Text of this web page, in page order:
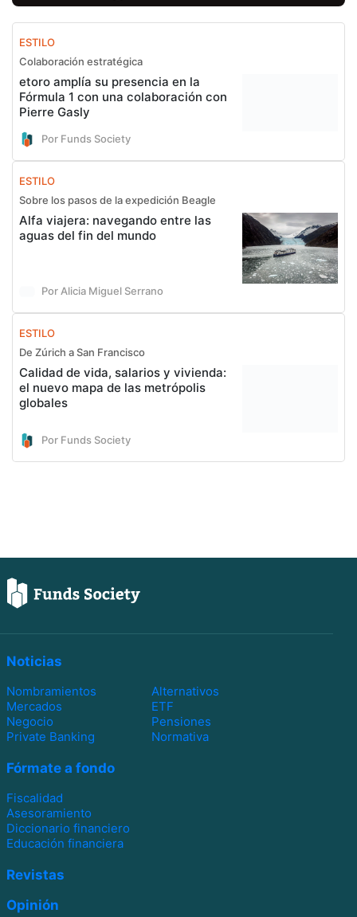
ESTILO
Colaboración estratégica
etoro amplía su presencia en la
Fórmula 1 con una colaboración con
Pierre Gasly
Por Funds Society
ESTILO
Sobre los pasos de la expedición Beagle
Alfa viajera: navegando entre las
aguas del fin del mundo
Por Alicia Miguel Serrano
ESTILO
De Zúrich a San Francisco
Calidad de vida, salarios y vivienda:
el nuevo mapa de las metrópolis
globales
Por Funds Society
Noticias
Nombramientos
Alternativos
Mercados
ETF
Negocio
Pensiones
Private Banking
Normativa
Fórmate a fondo
Fiscalidad
Asesoramiento
Diccionario financiero
Educación financiera
Revistas
Opinión